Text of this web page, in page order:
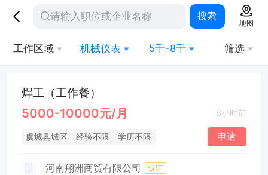
搜索
地图
工作区域 机械仪表 5千-8千 筛选
焊工（工作餐）
5000-10000元/月 6小时前
虞城县城区 经验不限 学历不限 申请
河南翔洲商贸有限公司 认证